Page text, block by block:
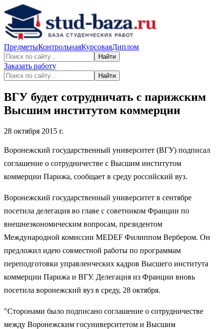
ПредметыКонтрольнаяКурсоваяДиплом
Найти
Заказать работу
Найти
ВГУ будет сотрудничать с парижским
Высшим институтом коммерции
28 октября 2015 г.
Воронежский государственный университет (ВГУ) подписал
соглашение о сотрудничестве с Высшим институтом
коммерции Парижа, сообщает в среду российский вуз.
Воронежский государственный университет в сентябре
посетила делегация во главе с советником Франции по
внешнеэкономическим вопросам, президентом
Международной комиссии MEDEF Филиппом Вербером. Он
предложил идею совместной работы по программам
переподготовки управленческих кадров Высшего института
коммерции Парижа и ВГУ. Делегация из Франции вновь
посетила воронежский вуз в среду, 28 октября.
"Сторонами было подписано соглашение о сотрудничестве
между Воронежским госуниверситетом и Высшим